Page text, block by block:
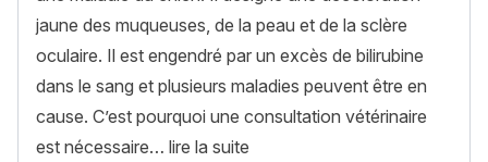
jaune des muqueuses, de la peau et de la sclère
oculaire. Il est engendré par un excès de bilirubine
dans le sang et plusieurs maladies peuvent être en
cause. C’est pourquoi une consultation vétérinaire
est nécessaire… lire la suite